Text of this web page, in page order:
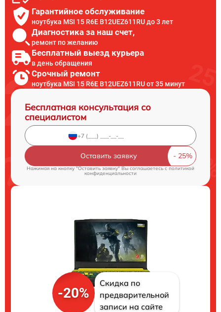
Гарантийное обслуживание
ноутбука MSI 15 R6E B12UEZ611RU до 3 лет
Диагностика за наш счет,
ремонт по желанию
Бесплатный выезд курьера
в день обращения
Срочный ремонт
ноутбука MSI 15 R6E B12UEZ611RU от 35 минут
Бесплатная консультация со
специалистом
Оставить заявку
Нажимая на кнопку "Оставить заявку" Вы соглашаетесь cполитикой
конфиденциальности
-20%
Скидка по
предварительной
записи на сайте